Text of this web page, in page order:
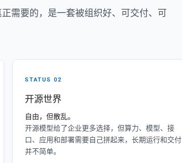
需要的，是一套被组织好、可交付、可
STATUS 02
开源世界
自由，但散乱。
开源模型给了企业更多选择，但算力、模型、接
口、应用和部署需要自己拼起来，长期运行和交付
并不简单。